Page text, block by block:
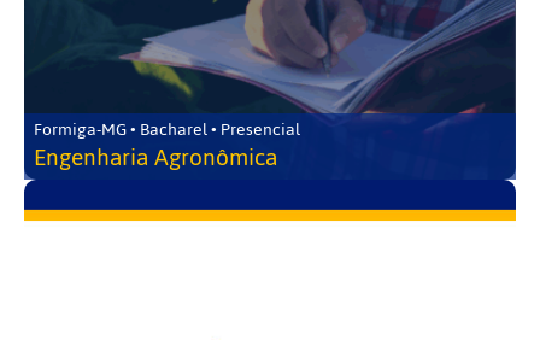
Formiga-MG • Bacharel • Presencial
Engenharia Agronômica